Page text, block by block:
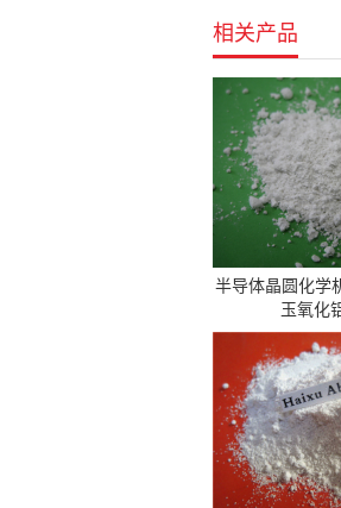
相关产品
半导体晶圆化学
玉氧化